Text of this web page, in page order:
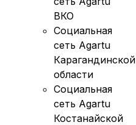
ВКО
Социальная
сеть Agartu
Карагандинской
области
Социальная
сеть Agartu
Костанайской